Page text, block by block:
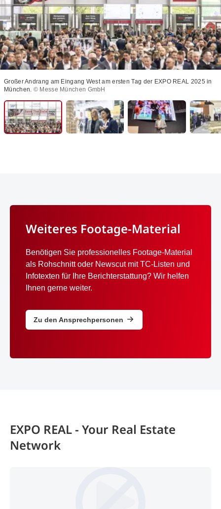
Großer Andrang am Eingang West am ersten Tag der EXPO REAL 2025 in
München. © Messe München GmbH
Weiteres Footage-Material
Benötigen Sie professionelles Footage-Material
als Rohschnitt oder Newscut mit TC-Listen und
Infotexten für Ihre Berichterstattung? Wir helfen
Ihnen gerne weiter.
Zu den Ansprechpersonen
EXPO REAL - Your Real Estate
Network